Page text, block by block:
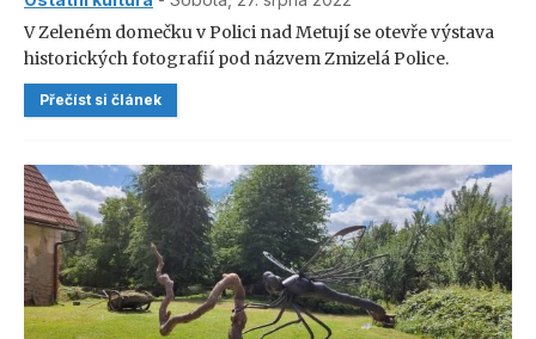
V Zeleném domečku v Polici nad Metují se otevře výstava
historických fotografií pod názvem Zmizelá Police.
K vidění budou fotografie staveb dávno zapomenutých a
zmizelých. Vernisáž se bude konat 1. září od 18 hodin.
Přečíst si článek